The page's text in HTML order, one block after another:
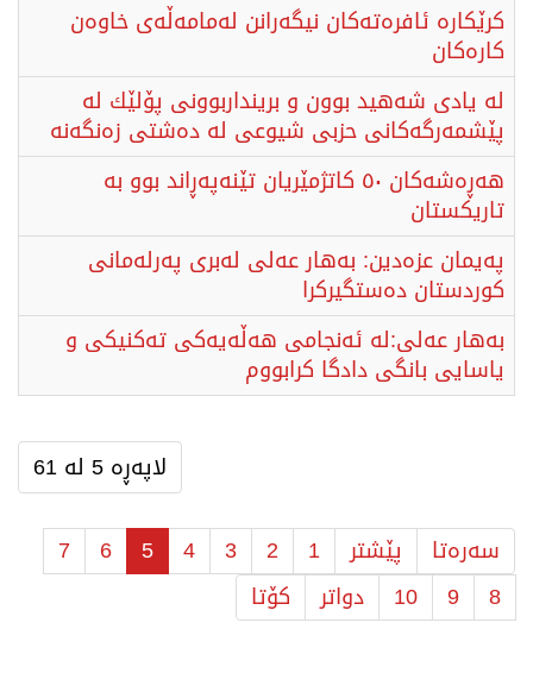
کرێکارە ئافرەتەکان نیگەرانن لەمامەڵەی خاوەن
کارەکان
لە یادی شەهيد بوون و برینداربوونی پۆلێك لە
پێشمەرگەکانی حزبی شیوعی لە دەشتی زەنگەنە
هەڕەشەکان ٥۰ کاتژمێریان تێنەپەڕاند بوو بە
تاریکستان
پەیمان عزەدین: بەهار عەلی لەبری پەرلەمانی
کوردستان دەستگیرکرا
بەهار عەلی:لە ئەنجامی هەڵەیەکی تەکنیکی و
یاسایی بانگی دادگا کرابووم
لاپەڕە 5 لە 61
سەرەتا پێشتر 1
2
3
4
5
6
7
8
9
10 دواتر كۆتا